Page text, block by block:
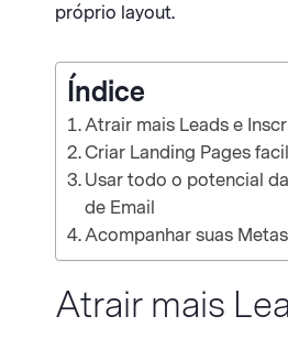
próprio layout.
Índice
Atrair mais Leads e
Criar Landing Pages
Usar todo o potencial
de Email
Acompanhar suas Metas
Atrair mais